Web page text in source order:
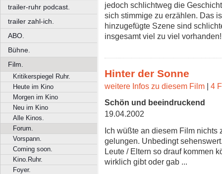
trailer-ruhr podcast.
trailer zahl-ich.
ABO.
Bühne.
Film.
Kritikerspiegel Ruhr.
Heute im Kino
Morgen im Kino
Neu im Kino
Alle Kinos.
Forum.
Vorspann.
Coming soon.
Kino.Ruhr.
Foyer.
jedoch schlichtweg die
sich stimmige zu erzählen. Das
hinzugefügte Szene sind
insgesamt viel zu viel vorhanden!
Hinter der Sonne
weitere Infos zu diesem Film | 4
Schön und beeindruckend
19.04.2002
Ich wüßte an diesem Film nichts
gelungen. Unbedingt
Leute / Eltern so drauf kommen
wirklich gibt oder gab ...